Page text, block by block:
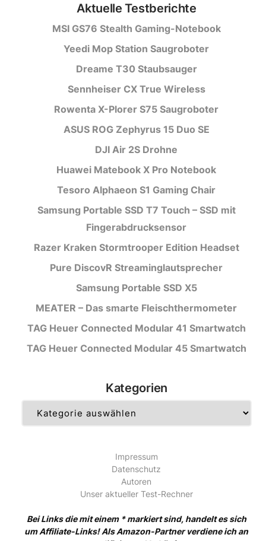
Aktuelle Testberichte
MSI GS76 Stealth Gaming-Notebook
Yeedi Mop Station Saugroboter
Dreame T30 Staubsauger
Sennheiser CX True Wireless
Rowenta X-Plorer S75 Saugroboter
ASUS ROG Zephyrus 15 Duo SE
DJI Air 2S Drohne
Huawei Matebook X Pro Notebook
Tesoro Alphaeon S1 Gaming Chair
Samsung Portable SSD T7 Touch – SSD mit
Fingerabdrucksensor
Razer Kraken Stormtrooper Edition Headset
Pure DiscovR Streaminglautsprecher
Samsung Portable SSD X5
MEATER – Das smarte Fleischthermometer
TAG Heuer Connected Modular 41 Smartwatch
TAG Heuer Connected Modular 45 Smartwatch
Kategorien
Impressum
Datenschutz
Autoren
Unser aktueller Test-Rechner
Bei Links die mit einem * markiert sind, handelt es sich
um Affiliate-Links! Als Amazon-Partner verdiene ich an